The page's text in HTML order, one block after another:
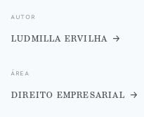
autor
ludmilla ervilha
área
direito empresarial